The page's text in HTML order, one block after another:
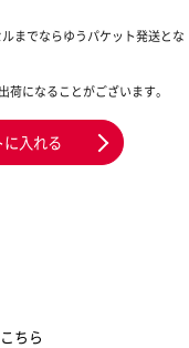
までならゆうパケット発送とな
になることがございます。
入れる
ちら